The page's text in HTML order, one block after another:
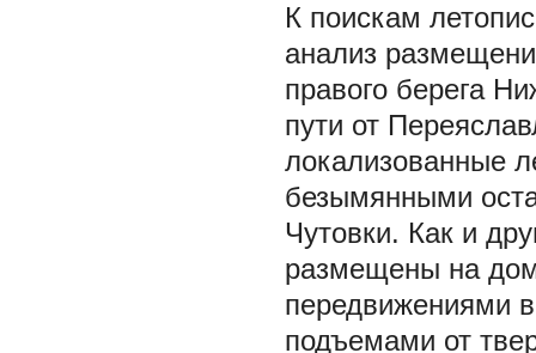
К поискам
анализ
правого берега
пути от
локализованные
безымянными
Чутовки. Как и
размещены на
передвижениями
подъемами от